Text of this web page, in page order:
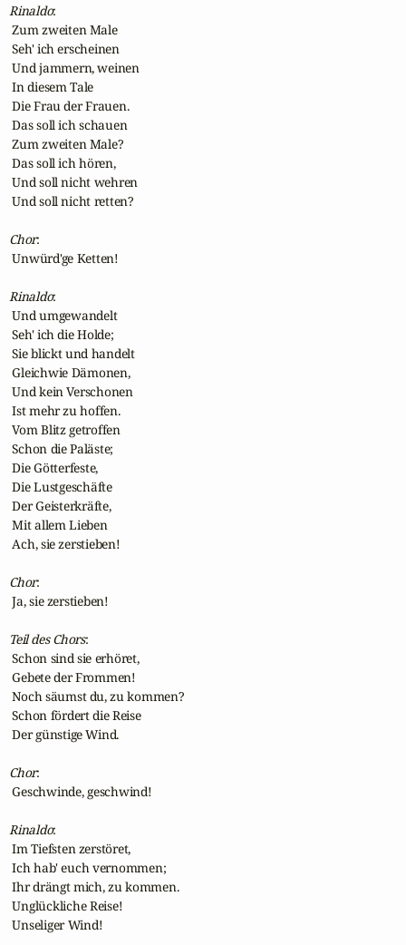
Rinaldo:
Zum zweiten Male
Seh' ich erscheinen
Und jammern, weinen
In diesem Tale
Die Frau der Frauen.
Das soll ich schauen
Zum zweiten Male?
Das soll ich hören,
Und soll nicht wehren
Und soll nicht retten?
Chor:
Unwürd'ge Ketten!
Rinaldo:
Und umgewandelt
Seh' ich die Holde;
Sie blickt und handelt
Gleichwie Dämonen,
Und kein Verschonen
Ist mehr zu hoffen.
Vom Blitz getroffen
Schon die Paläste;
Die Götterfeste,
Die Lustgeschäfte
Der Geisterkräfte,
Mit allem Lieben
Ach, sie zerstieben!
Chor:
Ja, sie zerstieben!
Teil des Chors:
Schon sind sie erhöret,
Gebete der Frommen!
Noch säumst du, zu kommen?
Schon fördert die Reise
Der günstige Wind.
Chor:
Geschwinde, geschwind!
Rinaldo:
Im Tiefsten zerstöret,
Ich hab' euch vernommen;
Ihr drängt mich, zu kommen.
Unglückliche Reise!
Unseliger Wind!